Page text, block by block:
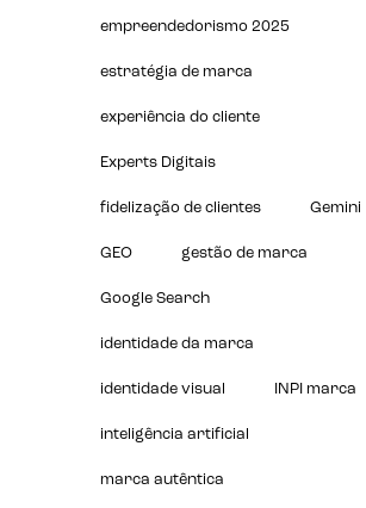
empreendedorismo 2025
estratégia de marca
experiência do cliente
Experts Digitais
fidelização de clientes Gemini
GEO gestão de marca
Google Search
identidade da marca
identidade visual INPI marca
inteligência artificial
marca autêntica